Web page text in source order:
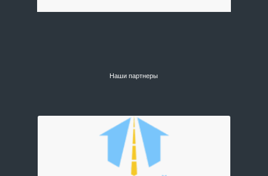
Наши партнеры